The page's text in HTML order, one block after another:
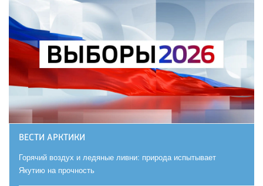
ВЕСТИ АРКТИКИ
Горячий воздух и ледяные ливни: природа испытывает
Якутию на прочность